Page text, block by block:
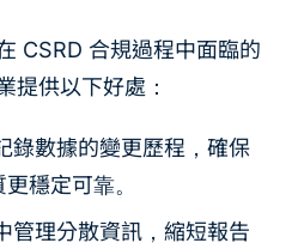
CSRD 合規過程中面臨的
提供以下好處：
錄數據的變更歷程，確保
穩定可靠。
管理分散資訊，縮短報告